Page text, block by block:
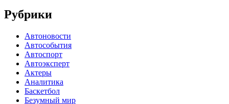
Рубрики
Автоновости
Автособытия
Автоспорт
Автоэксперт
Актеры
Аналитика
Баскетбол
Безумный мир